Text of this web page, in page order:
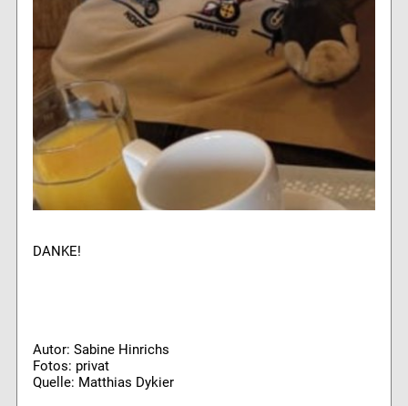
DANKE!
Autor: Sabine Hinrichs
Fotos: privat
Quelle: Matthias Dykier